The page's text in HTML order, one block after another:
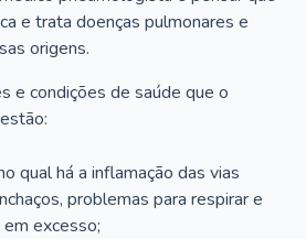
e trata doenças pulmonares e
origens.
e condições de saúde que o
qual há a inflamação das vias
problemas para respirar e
excesso;